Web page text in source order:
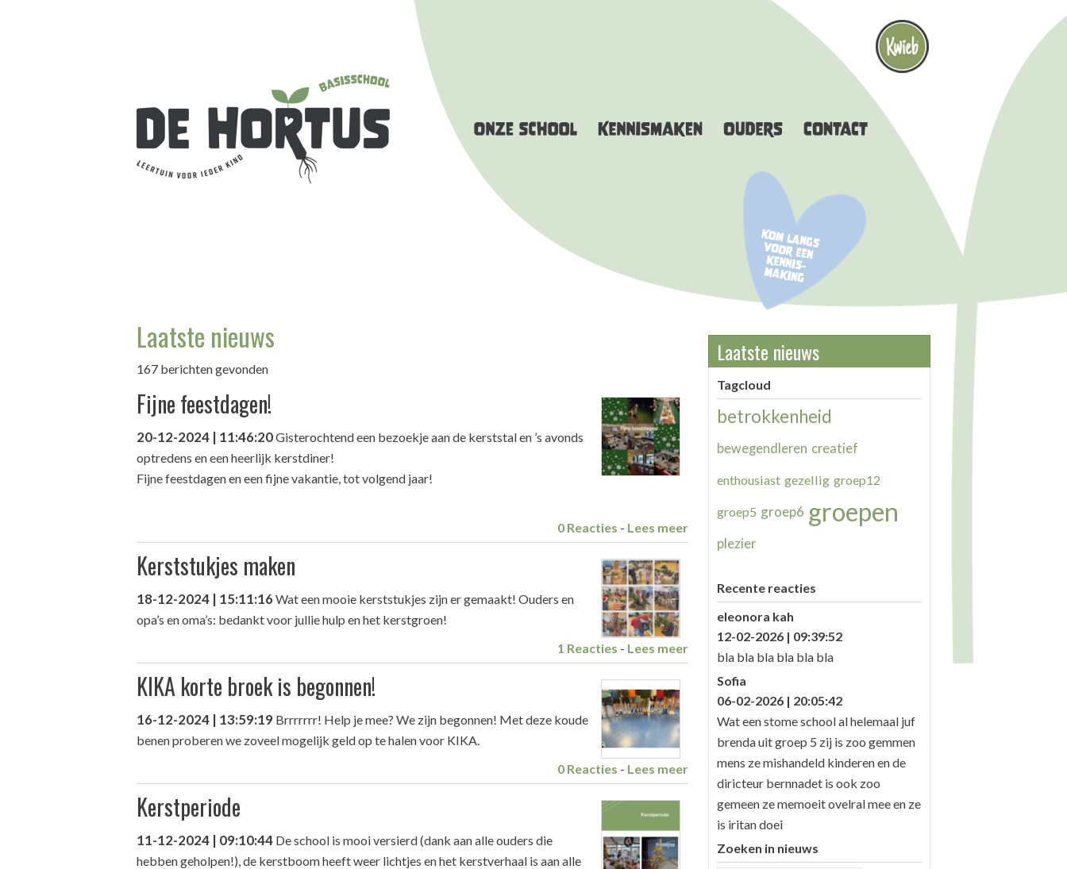
Laatste nieuws
167 berichten gevonden
Fijne feestdagen!
20-12-2024 | 11:46:20Gisterochtend een bezoekje aan de kerststal en ’s avonds
optredens en een heerlijk kerstdiner!
Fijne feestdagen en een fijne vakantie, tot volgend jaar!
0 Reacties - Lees meer
Kerststukjes maken
18-12-2024 | 15:11:16 Wat een mooie kerststukjes zijn er gemaakt! Ouders en
opa’s en oma’s: bedankt voor jullie hulp en het kerstgroen!
1 Reacties - Lees meer
KIKA korte broek is begonnen!
16-12-2024 | 13:59:19 Brrrrrrr! Help je mee? We zijn begonnen! Met deze koude
benen proberen we zoveel mogelijk geld op te halen voor KIKA.
0 Reacties - Lees meer
Kerstperiode
11-12-2024 | 09:10:44 De school is mooi versierd (dank aan alle ouders die
hebben geholpen!), de kerstboom heeft weer lichtjes en het kerstverhaal is aan alle
Laatste nieuws
Tagcloud
betrokkenheid
bewegendleren creatief
enthousiast gezellig groep12
groep5 groep6 groepen
plezier
Recente reacties
eleonora kah
12-02-2026 | 09:39:52
bla bla bla bla bla bla
Sofia
06-02-2026 | 20:05:42
Wat een stome school al helemaal juf
brenda uit groep 5 zij is zoo gemmen
mens ze mishandeld kinderen en de
diricteur bernnadet is ook zoo
gemeen ze memoeit ovelral mee en ze
is iritan doei
Zoeken in nieuws